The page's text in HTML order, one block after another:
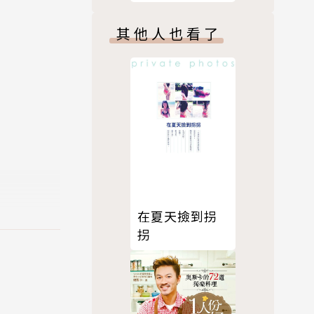
金不
「助教
費捐
徹教授
於是誕
味、零失誤的
氣炸鍋省時食
譜
其他人也看了
在夏天撿到拐
拐